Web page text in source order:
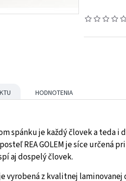
HODNOTENIA
je každý človek a teda i
REA GOLEM je síce určená
aj dospelý človek.
vyrobená z kvalitnej